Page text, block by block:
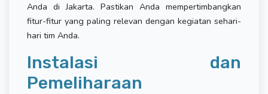
Anda di Jakarta. Pastikan Anda mempertimbangkan
fitur-fitur yang paling relevan dengan kegiatan sehari-
hari tim Anda.
Instalasi dan
Pemeliharaan